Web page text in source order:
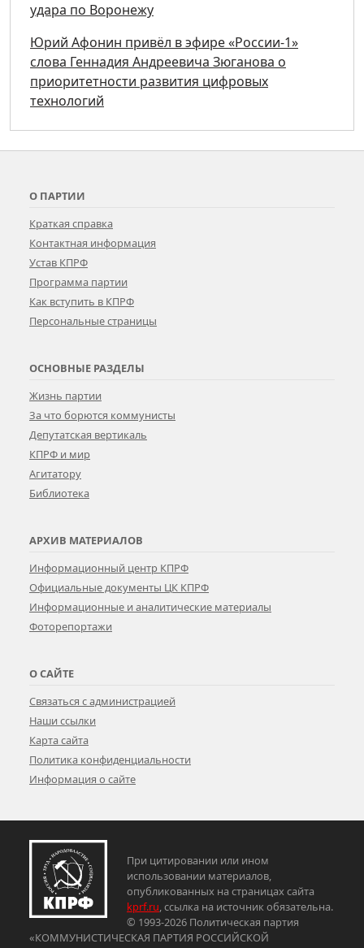
удара по Воронежу
Юрий Афонин привёл в эфире «России-1»
слова Геннадия Андреевича Зюганова о
приоритетности развития цифровых
технологий
О ПАРТИИ
Краткая справка
Контактная информация
Устав КПРФ
Программа партии
Как вступить в КПРФ
Персональные страницы
ОСНОВНЫЕ РАЗДЕЛЫ
Жизнь партии
За что борются коммунисты
Депутатская вертикаль
КПРФ и мир
Агитатору
Библиотека
АРХИВ МАТЕРИАЛОВ
Информационный центр КПРФ
Официальные документы ЦК КПРФ
Информационные и аналитические материалы
Фоторепортажи
О САЙТЕ
Связаться с администрацией
Наши ссылки
Карта сайта
Политика конфиденциальности
Информация о сайте
При цитировании или ином
использовании материалов,
опубликованных на страницах сайта
kprf.ru, ссылка на источник обязательна.
© 1993-2026 Политическая партия
«КОММУНИСТИЧЕСКАЯ ПАРТИЯ РОССИЙСКОЙ